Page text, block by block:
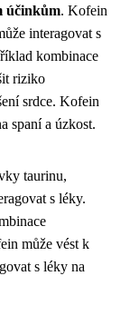
účinkům. Kofein
interagovat s
kombinace
riziko
srdce. Kofein
spaní a úzkost.
taurinu,
s léky.
může vést k
s léky na